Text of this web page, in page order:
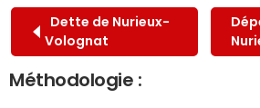
Dette de Nurieux-
Volognat
Méthodologie :